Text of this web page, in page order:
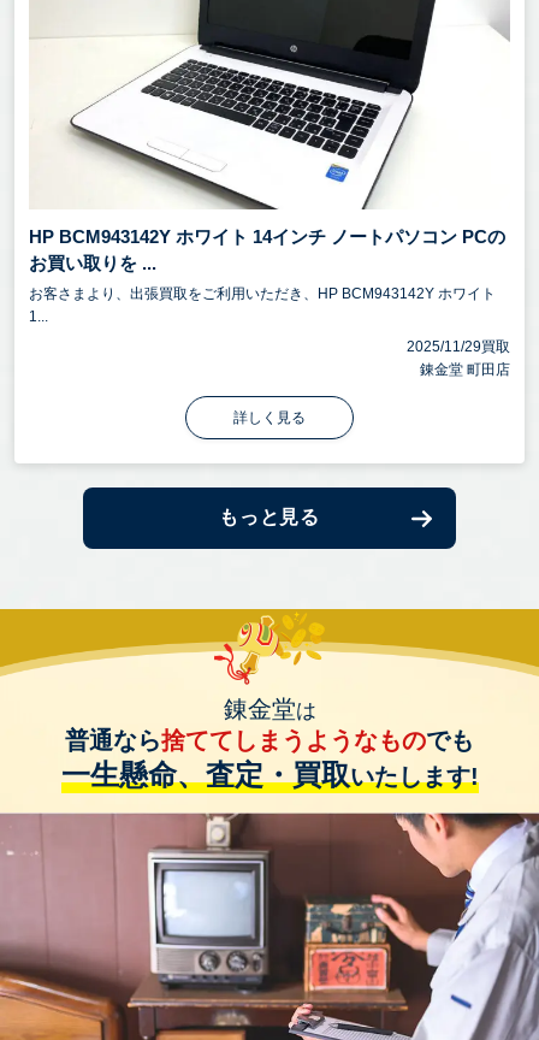
HP BCM943142Y ホワイト 14インチ ノートパソコン PCの
お買い取りを ...
お客さまより、出張買取をご利用いただき、HP BCM943142Y ホワイト
1...
2025/11/29買取
錬金堂 町田店
詳しく見る
もっと見る
錬金堂は
普通なら捨ててしまうようなものでも
一生懸命、査定・買取いたします!